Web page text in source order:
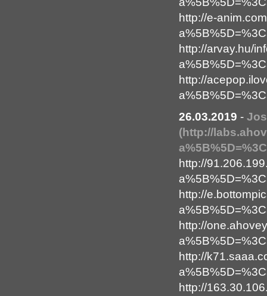
http://e-
http://arvay.hu/
http://
26.03.2019 -
(http://
http://
http://
http://
http://
http://